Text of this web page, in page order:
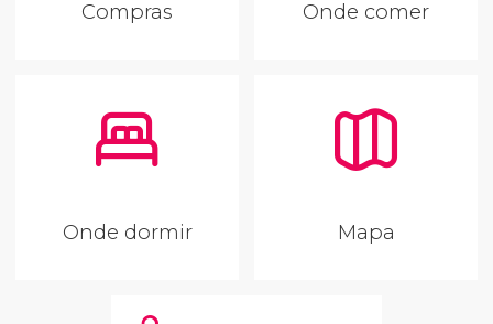
Compras Onde comer
Onde dormir Mapa